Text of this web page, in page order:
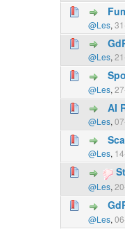
@Les,
@Les,
@Les,
AI
@Les,
@Les,
@Les,
@Les,